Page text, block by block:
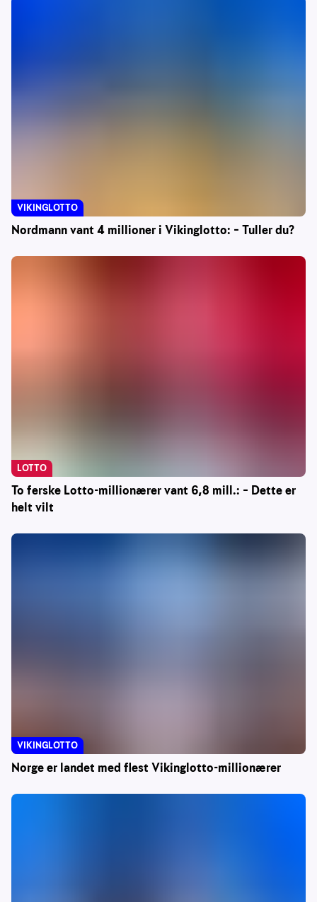
Nordmann vant 4 millioner i Vikinglotto: – Tuller du?
VIKINGLOTTO
To ferske Lotto-millionærer vant 6,8 mill.: – Dette er
helt vilt
LOTTO
Norge er landet med flest Vikinglotto-millionærer
VIKINGLOTTO